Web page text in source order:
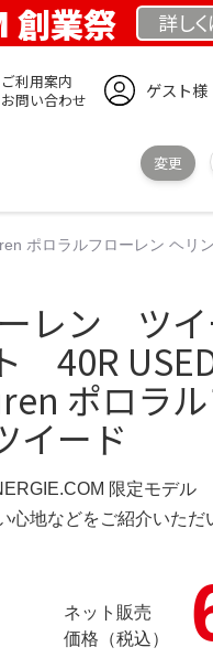
創業祭 詳し
ご利用案内
お問い合わせ
ゲスト様
変更
ポロラルフローレン ヘリ
レン ツイ
40R
ポロラ
イード
限定モデル
心地などをご紹介いただ
ネット販売
価格（税込）